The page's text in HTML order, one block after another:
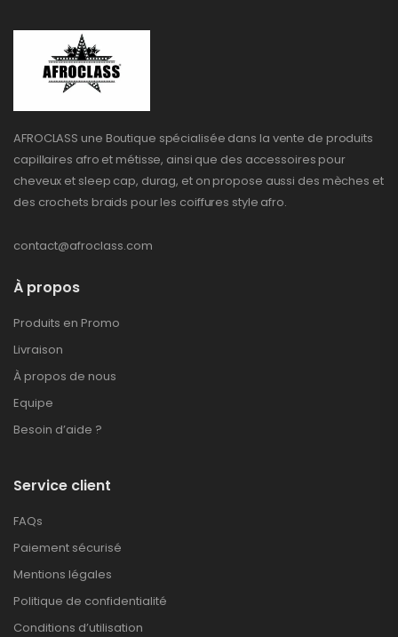
AFROCLASS une Boutique spécialisée dans la vente de produits
capillaires afro et métisse, ainsi que des accessoires pour
cheveux et sleep cap, durag, et on propose aussi des mèches et
des crochets braids pour les coiffures style afro.
contact@afroclass.com
À propos
Produits en Promo
Livraison
À propos de nous
Equipe
Besoin d’aide ?
Service client
FAQs
Paiement sécurisé
Mentions légales
Politique de confidentialité
Conditions d’utilisation